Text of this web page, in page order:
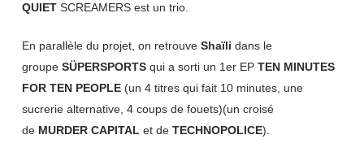
QUIETSCREAMERS est un trio.
En parallèle du projet, on retrouveShaïli dans le
groupe SÜPERSPORTS qui a sorti un 1er EP TEN MINUTES
FOR TEN PEOPLE(un 4 titres qui fait 10 minutes, une
sucrerie alternative, 4 coups de fouets)(un croisé
de MURDER CAPITAL et de TECHNOPOLICE).